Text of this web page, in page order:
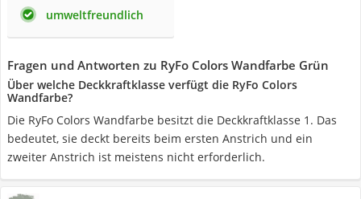
umweltfreundlich
Fragen und Antworten zu RyFo Colors Wandfarbe Grün
Über welche Deckkraftklasse verfügt die RyFo Colors
Wandfarbe?
Die RyFo Colors Wandfarbe besitzt die Deckkraftklasse 1. Das
bedeutet, sie deckt bereits beim ersten Anstrich und ein
zweiter Anstrich ist meistens nicht erforderlich.